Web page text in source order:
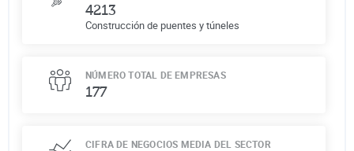
4213
Construcción de puentes y túneles
NÚMERO TOTAL DE EMPRESAS
177
CIFRA DE NEGOCIOS MEDIA DEL SECTOR